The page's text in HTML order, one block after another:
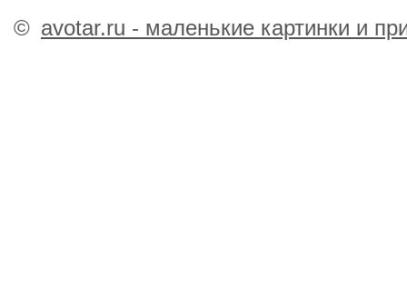
© avotar.ru - маленькие картинки и